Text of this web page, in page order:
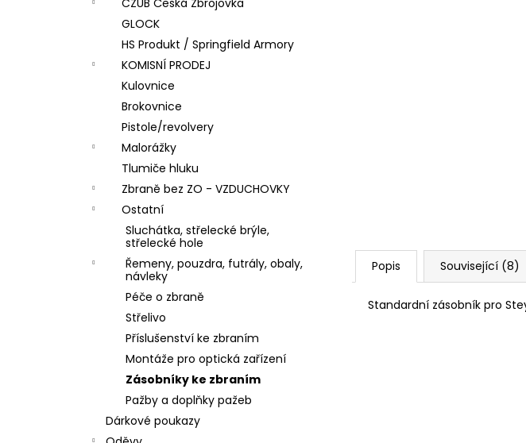
CZUB Česká Zbrojovka
GLOCK
HS Produkt / Springfield Armory
KOMISNÍ PRODEJ
Kulovnice
Brokovnice
Pistole/revolvery
Malorážky
Tlumiče hluku
Zbraně bez ZO - VZDUCHOVKY
Ostatní
Sluchátka, střelecké brýle,
střelecké hole
Řemeny, pouzdra, futrály, obaly,
návleky
Péče o zbraně
Střelivo
Příslušenství ke zbraním
Montáže pro optická zařízení
Zásobníky ke zbraním
Pažby a doplňky pažeb
Dárkové poukazy
Popis Související (8)
Standardní zásobník pro
DÁRKOVÝ POUKAZ (DO POZNÁMKY
NAPSAT JMÉNO OBDAROVANÉHO)
500 Kč